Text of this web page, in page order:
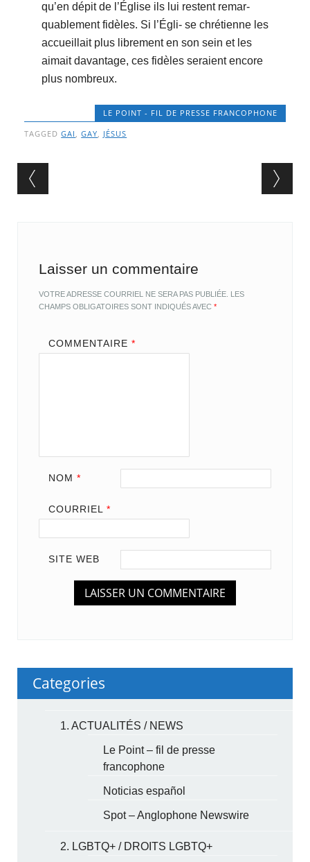
qu’en dépit de l’Église ils lui restent remar-
quablement fidèles. Si l’Égli- se chrétienne les
accueillait plus librement en son sein et les
aimait davantage, ces fidèles seraient encore
plus nombreux.
LE POINT - FIL DE PRESSE FRANCOPHONE
TAGGEDGAI ,GAY, JÉSUS
Post navigation
Laisser un commentaire
VOTRE ADRESSE COURRIEL NE SERA PAS PUBLIÉE. LES
CHAMPS OBLIGATOIRES SONT INDIQUÉS AVEC*
COMMENTAIRE *
NOM *
COURRIEL *
SITE WEB
Categories
1. ACTUALITÉS / NEWS
Le Point – fil de presse
francophone
Noticias español
Spot – Anglophone Newswire
2. LGBTQ+ / DROITS LGBTQ+